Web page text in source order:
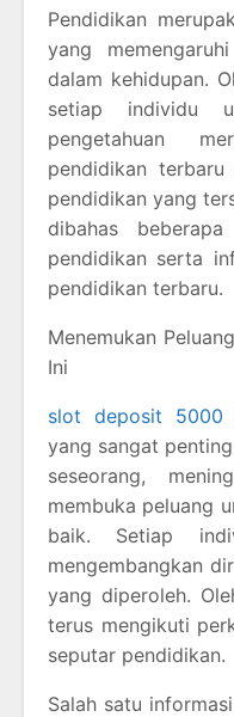
Pendidikan
yang
dalam kehidupan.
setiap individu
pengetahuan
pendidikan
pendidikan yang
dibahas
pendidikan serta
pendidikan terbaru.
Menemukan
Ini
slot deposit 5000
yang sangat
seseorang,
membuka peluang
baik. Setiap
mengembangkan
yang diperoleh.
terus mengikuti
seputar pendidikan.
Salah satu